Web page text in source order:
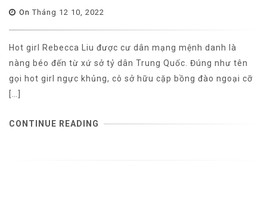
On Tháng 12 10, 2022
Hot girl Rebecca Liu được cư dân mạng mệnh danh là
nàng béo đến từ xứ sở tỷ dân Trung Quốc. Đúng như tên
gọi hot girl ngực khủng, cô sở hữu cặp bồng đào ngoại cỡ
CONTINUE READING